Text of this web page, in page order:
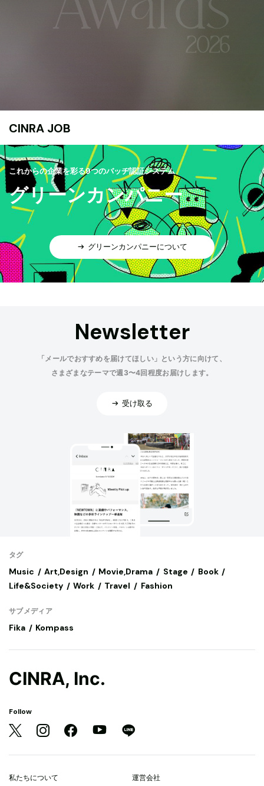
CINRA JOB
これからの企業を彩る9つのバッヂ認証システム
グリーンカンパニー
グリーンカンパニーについて
Newsletter
「メールでおすすめを届けてほしい」という方に向けて、
さまざまなテーマで週3〜4回程度お届けします。
受け取る
タグ
Music Art,Design Movie,Drama Stage
Book
Life&Society
Work Travel Fashion
サブメディア
Fika Kompass
CINRA, Inc.
Follow
私たちについて 運営会社